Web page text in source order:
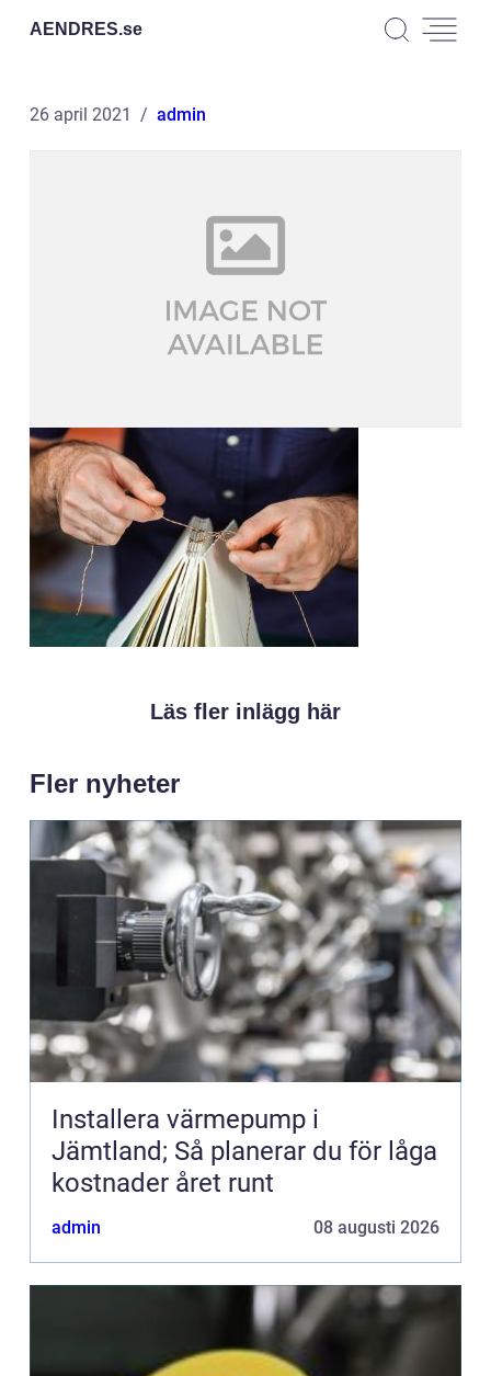
AENDRES.se
26 april 2021 admin
Läs fler inlägg här
Fler nyheter
Installera värmepump i
Jämtland; Så planerar du för låga
kostnader året runt
admin 08 augusti 2026